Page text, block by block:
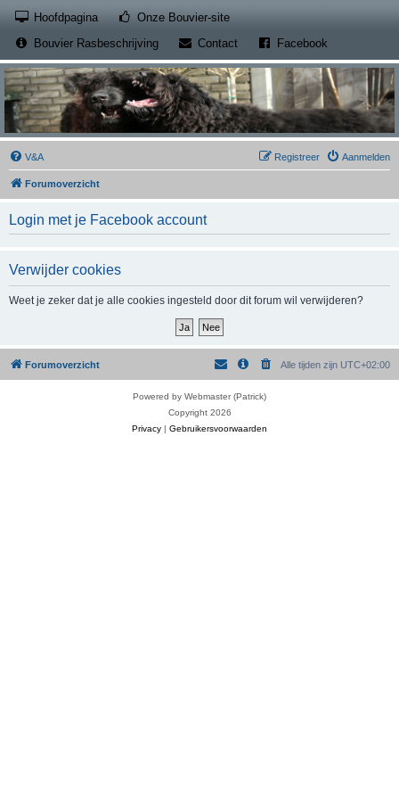
Hoofdpagina Onze Bouvier-site(Opens a new tab)
Bouvier Rasbeschrijving
Contact(Opens a new tab)
Facebook
V&A Aanmelden
Registreer
Forumoverzicht
Login met je Facebook account
Verwijder cookies
Weet je zeker dat je alle cookies ingesteld door dit forum wil verwijderen?
Forumoverzicht Alle tijden zijn UTC+02:00
Powered by Webmaster (Patrick)
Copyright 2026
Privacy | Gebruikersvoorwaarden